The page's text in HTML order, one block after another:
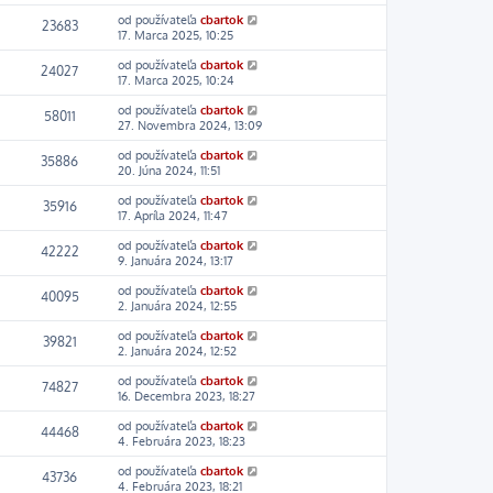
23683 od používateľa cbartok
17. Marca 2025, 10:25
24027 od používateľa cbartok
17. Marca 2025, 10:24
58011 od používateľa cbartok
27. Novembra 2024, 13:09
35886 od používateľa cbartok
20. Júna 2024, 11:51
35916 od používateľa cbartok
17. Apríla 2024, 11:47
42222 od používateľa cbartok
9. Januára 2024, 13:17
40095 od používateľa cbartok
2. Januára 2024, 12:55
39821 od používateľa cbartok
2. Januára 2024, 12:52
74827 od používateľa cbartok
16. Decembra 2023, 18:27
44468 od používateľa cbartok
4. Februára 2023, 18:23
43736 od používateľa cbartok
4. Februára 2023, 18:21